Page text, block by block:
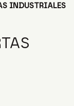
INDUSTRIALES